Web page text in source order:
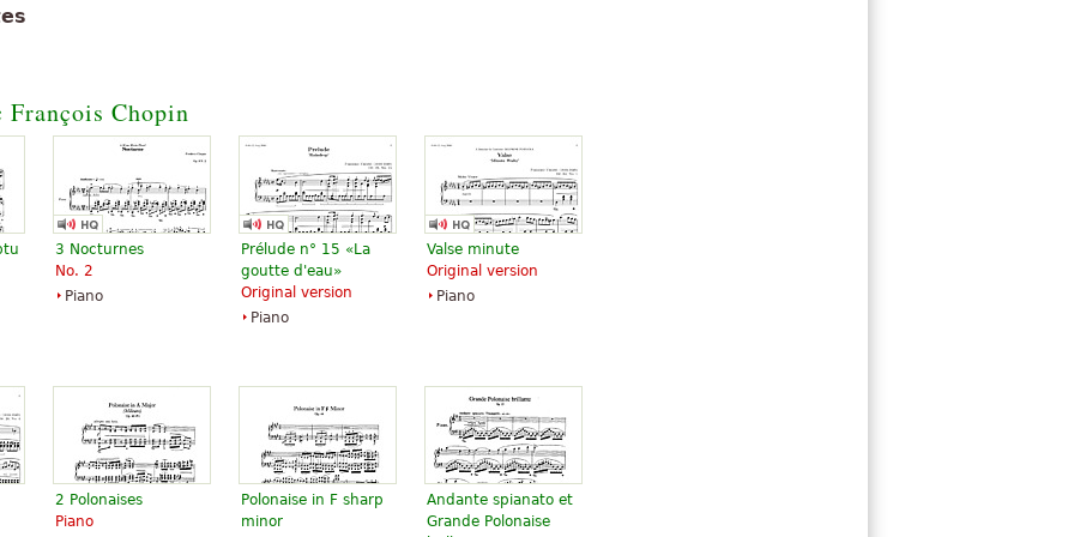
et persévérance peut
Rubinstein, mais
- снять рок клип
surtout pour ceux qui
pour télécharger la
sert le public que vous êtes
la puissance et la
François Chopin
3 Nocturnes
No. 2
Piano
Prélude n° 15 «La
goutte d'eau»
Original version
Piano
Valse minute
Original version
Piano
2 Polonaises
Piano
Polonaise in F sharp
minor
Andante spianato et
Grande Polonaise